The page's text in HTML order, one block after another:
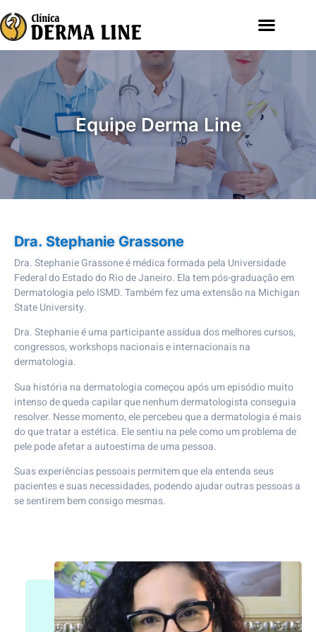
Equipe Derma Line
Dra. Stephanie Grassone
Dra. Stephanie Grassone é médica formada pela Universidade
Federal do Estado do Rio de Janeiro. Ela tem pós-graduação em
Dermatologia pelo ISMD. Também fez uma extensão na Michigan
State University.
Dra. Stephanie é uma participante assídua dos melhores cursos,
congressos, workshops nacionais e internacionais na
dermatologia.
Sua história na dermatologia começou após um episódio muito
intenso de queda capilar que nenhum dermatologista conseguia
resolver. Nesse momento, ele percebeu que a dermatologia é mais
do que tratar a estética. Ele sentiu na pele como um problema de
pele pode afetar a autoestima de uma pessoa.
Suas experiências pessoais permitem que ela entenda seus
pacientes e suas necessidades, podendo ajudar outras pessoas a
se sentirem bem consigo mesmas.